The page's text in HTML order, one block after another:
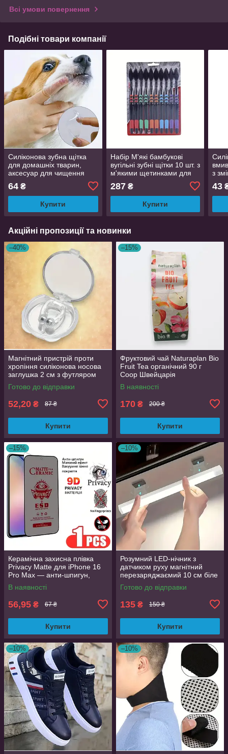
Всі умови повернення
Подібні товари компанії
Силіконова зубна щітка
для домашніх тварин,
аксесуар для чищення
зубів котів і собак, догляд
за порожниною рота
64 ₴
Купити
Набір М'які бамбукові
вугільні зубні щітки 10 шт. з
м'якими щетинками для
глибокого очищення зубів
і ясен
287₴
Купити
з
43
Акційні пропозиції та новинки
–40%
Магнітний пристрій проти
хропіння силіконова носова
заглушка 2 см з футляром
Готово до відправки
52,20 ₴ 87 ₴
Купити
–15%
Фруктовий чай Naturaplan Bio
Fruit Tea органічний 90 г
Coop Швейцарія
В наявності
170 ₴ 200 ₴
Купити
–15%
Керамічна захисна плівка
Privacy Matte для iPhone 16
Pro Max — анти-шпигун,
матова, Full Glue
В наявності
56,95 ₴ 67 ₴
Купити
–10%
Розумний LED-нічник з
датчиком руху магнітний
перезаряджаємий 10 см біле
світло
Готово до відправки
135 ₴ 150 ₴
Купити
–10% –10%